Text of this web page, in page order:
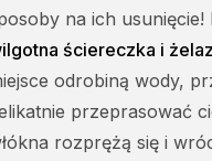
na ich usunięcie!
ściereczka i
odrobiną wody,
przeprasować
rozprężą się i